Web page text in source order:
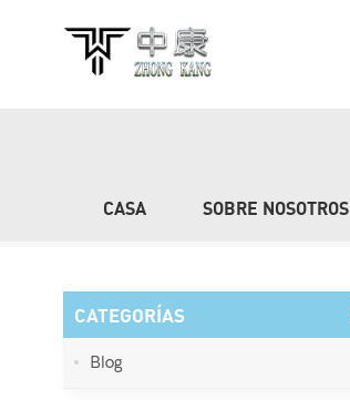
CASA SOBRE NOSOTROS
BÚSQUEDA
CATEGORÍAS
Blog